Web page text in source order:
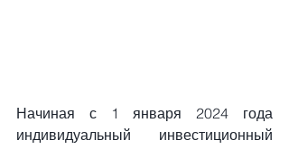
Начиная с 1 января 2024 года
индивидуальный инвестиционный